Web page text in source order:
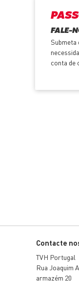
FALE-
conta de
Contacte
TVH Portugal
Rua Joaquim
armazém 20